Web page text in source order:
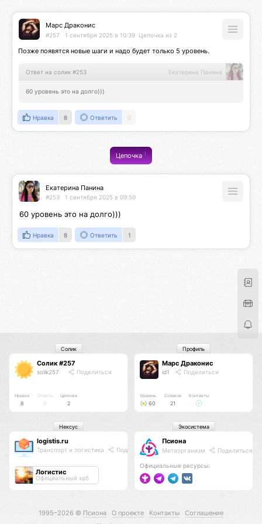
Марс Драконис
#257 1 сентября 2025 в 10:39 Цепочка из 2
Позже появятся новые шаги и надо будет только 5 уровень.
Ответ на солик #253 Екатерина Панина
60 уровень это на долго)))
Нравка 8 Ответить 0
Цепочка1
Екатерина Панина
#253 1 сентября 2025 в 09:59
60 уровень это на долго)))
Нравка 8 Ответить 1
Солик #257
solik257 Поделиться
Нравки
8
Ответы
0
Цепочка
2
Солик
Марс Драконис
id1 Поделиться
Уровень
60
Соликов
21
Контакты
Профиль
logistis.ru
Транспорт и логистика Поделиться
Логистис
Официальный хаб
Нексус
Псиона
Метаорганизм Поделиться
Официальные ресурсы:
Экосистема
1995–2026 © Псиона О проекте Контакты
Соглашение